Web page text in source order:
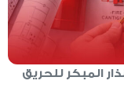
المبكر للحريق